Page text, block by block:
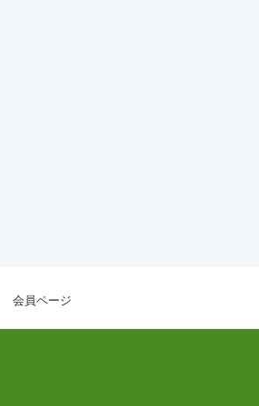
会員ページ